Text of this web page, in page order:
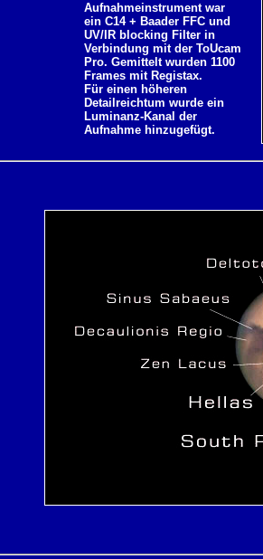
Aufnahmeinstrument war
ein C14 + Baader FFC und
UV/IR blocking Filter in
Verbindung mit der ToUcam
Pro. Gemittelt wurden 1100
Frames mit Registax.
Für einen höheren
Detailreichtum wurde ein
Luminanz-Kanal der
Aufnahme hinzugefügt.